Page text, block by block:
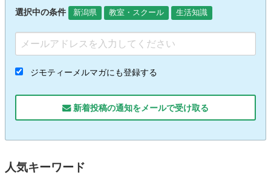
選択中の条件 新潟県 教室・スクール 生活知識
ジモティーメルマガにも登録する
新着投稿の通知をメールで受け取る
人気キーワード